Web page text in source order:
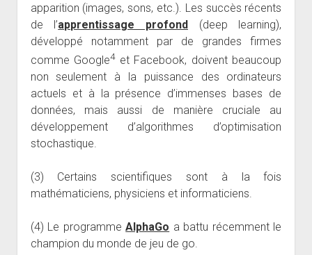
apparition (images, sons, etc.). Les succès récents
de l’apprentissage profond (deep learning),
développé notamment par de grandes firmes
comme Google4et Facebook, doivent beaucoup
non seulement à la puissance des ordinateurs
actuels et à la présence d’immenses bases de
données, mais aussi de manière cruciale au
développement d’algorithmes d’optimisation
stochastique.
(3) Certains scientifiques sont à la fois
mathématiciens, physiciens et informaticiens.
(4) Le programmeAlphaGo a battu récemment le
champion du monde de jeu de go.